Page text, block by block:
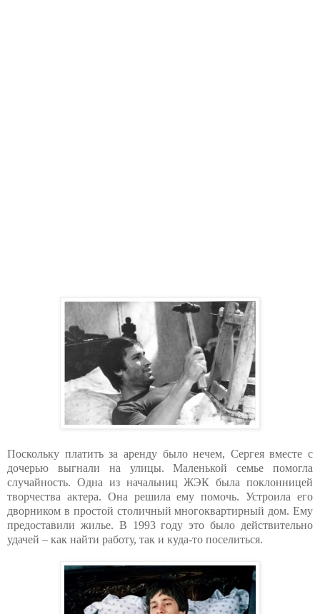
Поскольку платить за аренду было нечем, Сергея вместе с
дочерью выгнали на улицы. Маленькой семье помогла
случайность. Одна из начальниц ЖЭК была поклонницей
творчества актера. Она решила ему помочь. Устроила его
дворником в простой столичный многоквартирный дом. Ему
предоставили жилье. В 1993 году это было действительно
удачей – как найти работу, так и куда-то поселиться.